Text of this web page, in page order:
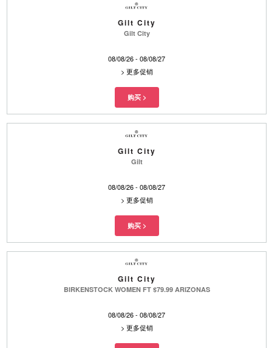
Gilt City
Gilt City
08/08/26 - 08/08/27
> 更多促销
Gilt City
Gilt
08/08/26 - 08/08/27
> 更多促销
Gilt City
BIRKENSTOCK WOMEN FT $79.99 ARIZONAS
08/08/26 - 08/08/27
> 更多促销